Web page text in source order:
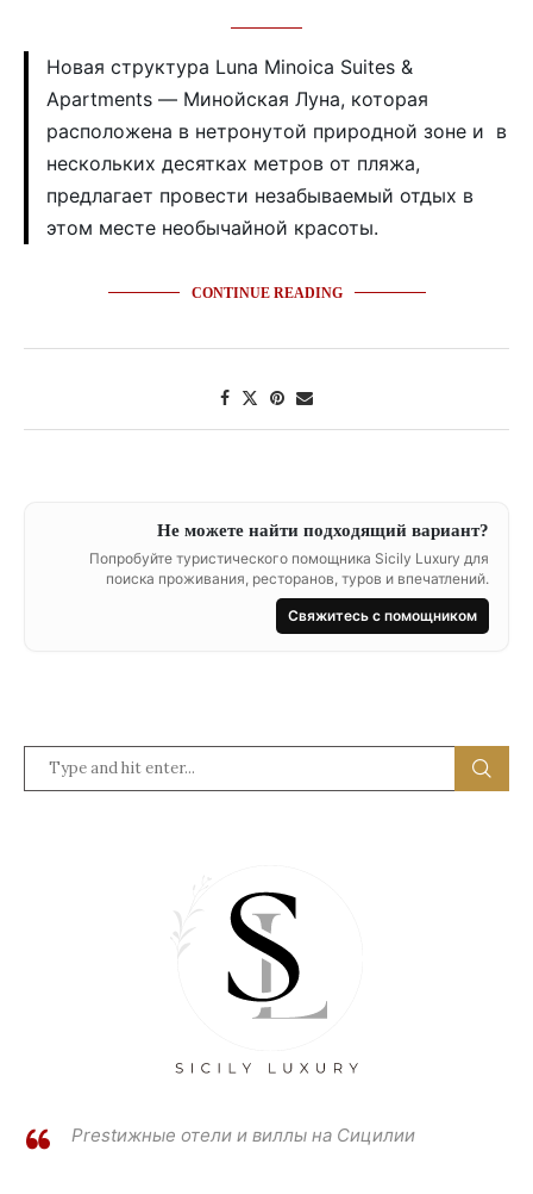
Новая структура Luna Minoica Suites &
Apartments — Минойская Луна, которая
расположена в нетронутой природной зоне и в
нескольких десятках метров от пляжа,
предлагает провести незабываемый отдых в
этом месте необычайной красоты.
CONTINUE READING
Не можете найти подходящий вариант?
Попробуйте туристического помощника Sicily Luxury для
поиска проживания, ресторанов, туров и впечатлений.
Свяжитесь с помощником
Prestижные отели и виллы на Сицилии